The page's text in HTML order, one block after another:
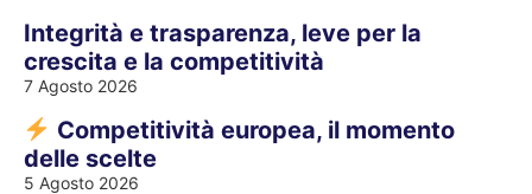
Integrità e trasparenza, leve per la
crescita e la competitività
7 Agosto 2026
Competitività europea, il momento
delle scelte
5 Agosto 2026